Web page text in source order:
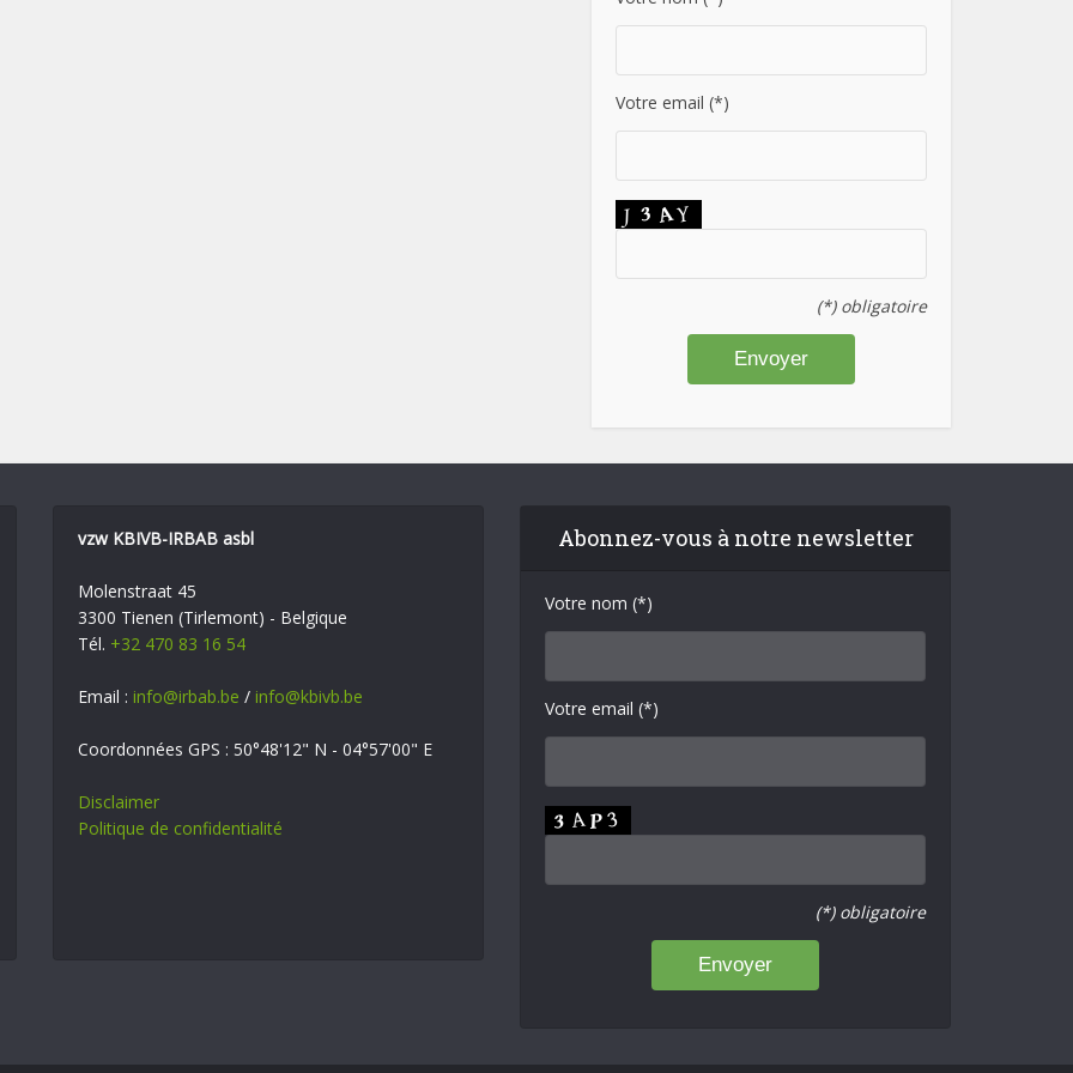
Votre email (*)
(*) obligatoire
vzw KBIVB-IRBAB asbl
Molenstraat 45
3300 Tienen (Tirlemont) - Belgique
Tél. +32 470 83 16 54
Email : info@irbab.be / info@kbivb.be
Coordonnées GPS : 50°48'12" N - 04°57'00" E
Disclaimer
Politique de confidentialité
Abonnez-vous à notre newsletter
Votre nom (*)
Votre email (*)
(*) obligatoire